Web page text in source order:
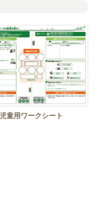
児童用ワークシート